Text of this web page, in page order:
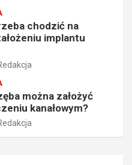
chodzić na
implantu
można założyć
kanałowym?